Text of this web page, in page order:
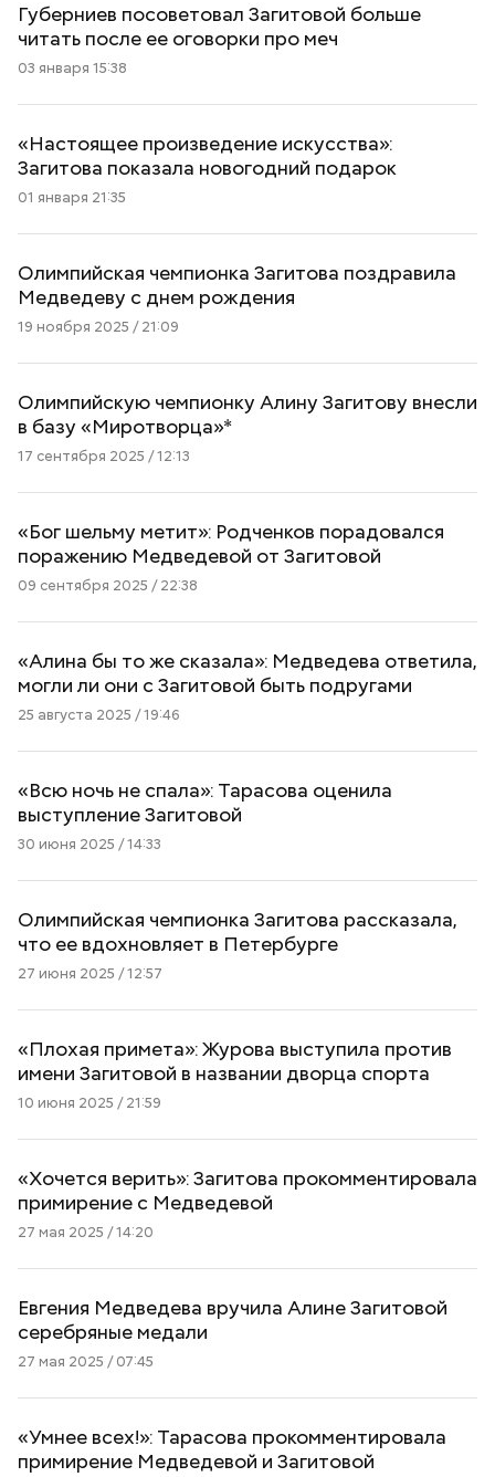
Губерниев посоветовал Загитовой больше
читать после ее оговорки про меч
03 января 15:38
«Настоящее произведение искусства»:
Загитова показала новогодний подарок
01 января 21:35
Олимпийская чемпионка Загитова поздравила
Медведеву с днем рождения
19 ноября 2025 / 21:09
Олимпийскую чемпионку Алину Загитову внесли
в базу «Миротворца»*
17 сентября 2025 / 12:13
«Бог шельму метит»: Родченков порадовался
поражению Медведевой от Загитовой
09 сентября 2025 / 22:38
«Алина бы то же сказала»: Медведева ответила,
могли ли они с Загитовой быть подругами
25 августа 2025 / 19:46
«Всю ночь не спала»: Тарасова оценила
выступление Загитовой
30 июня 2025 / 14:33
Олимпийская чемпионка Загитова рассказала,
что ее вдохновляет в Петербурге
27 июня 2025 / 12:57
«Плохая примета»: Журова выступила против
имени Загитовой в названии дворца спорта
10 июня 2025 / 21:59
«Хочется верить»: Загитова прокомментировала
примирение с Медведевой
27 мая 2025 / 14:20
Евгения Медведева вручила Алине Загитовой
серебряные медали
27 мая 2025 / 07:45
«Умнее всех!»: Тарасова прокомментировала
примирение Медведевой и Загитовой